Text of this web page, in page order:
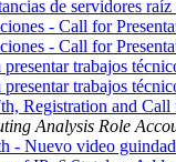
de servidores
- Call for
- Call for
trabajos
trabajos
Registration and
Analysis Role
- Nuevo video